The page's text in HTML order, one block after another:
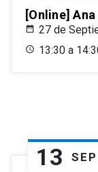
[Online]
27 de
13:30 a
13 SEP